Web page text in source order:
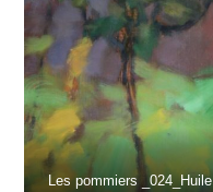
Les pommiers _024_Huile